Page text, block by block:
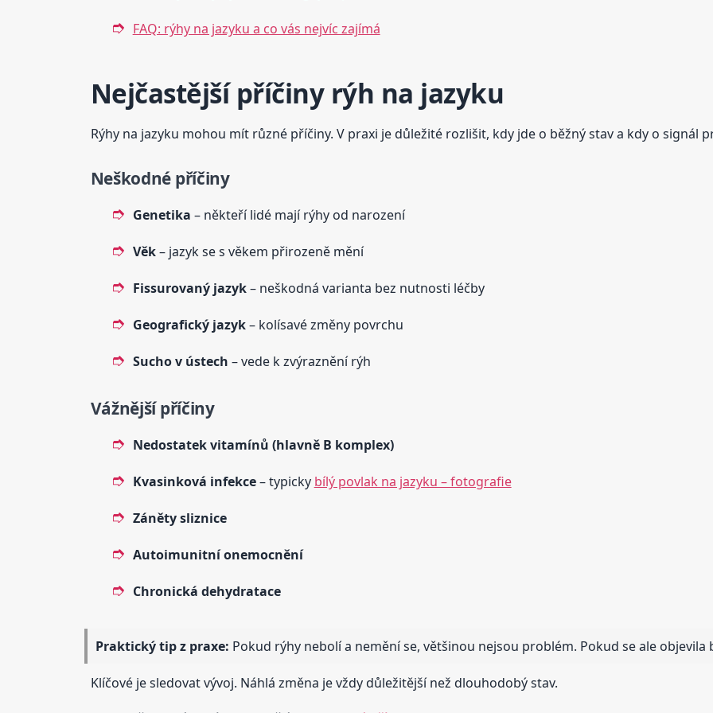
FAQ: rýhy na jazyku a co vás nejvíc zajímá
Nejčastější příčiny rýh na jazyku
Rýhy na jazyku mohou mít různé příčiny. V praxi je důležité rozlišit, kdy jde o běžný stav a kdy o signál
Neškodné příčiny
Genetika – někteří lidé mají rýhy od narození
Věk– jazyk se s věkem přirozeně mění
Fissurovaný jazyk– neškodná varianta bez nutnosti léčby
Geografický jazyk– kolísavé změny povrchu
Sucho v ústech – vede k zvýraznění rýh
Vážnější příčiny
Nedostatek vitamínů (hlavně B komplex)
Kvasinková infekce– typicky bílý povlak na jazyku – fotografie
Záněty sliznice
Autoimunitní onemocnění
Chronická dehydratace
Praktický tip z praxe: Pokud rýhy nebolí a nemění se, většinou nejsou problém. Pokud se ale
Klíčové je sledovat vývoj. Náhlá změna je vždy důležitější než dlouhodobý stav.